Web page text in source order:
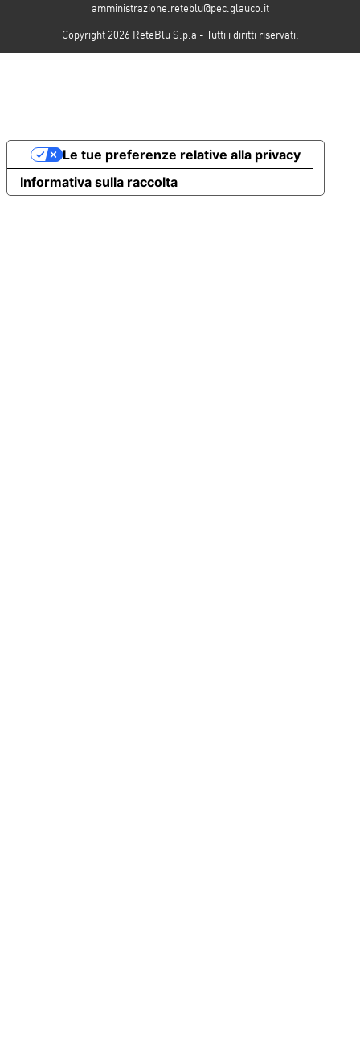
amministrazione.reteblu@pec.glauco.it
Copyright 2026 ReteBlu S.p.a - Tutti i diritti riservati.
Informativa sulla raccolta
Le tue preferenze relative alla privacy